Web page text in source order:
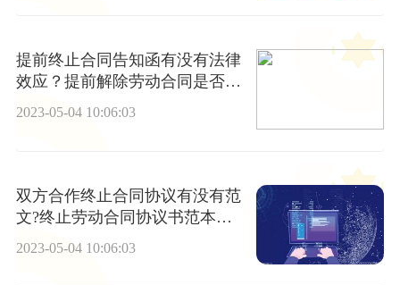
提前终止合同告知函有没有法律
效应？提前解除劳动合同是否违
约?
2023-05-04 10:06:03
双方合作终止合同协议有没有范
文?终止劳动合同协议书范本应
2023-05-04 10:06:03